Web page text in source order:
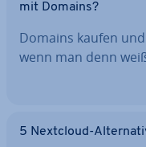
mit Domains?
Domains kaufen
wenn man denn
5 Nextcloud-